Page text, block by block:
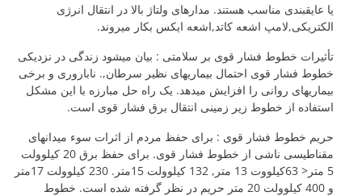
یا عایقبندی مناسب هستند. مدارهای ولتاژ بالا در انتقال انرژی
الکتریکی,لامپ اشعه کاتد,اشعه ایکس بکار میروند.
تأثیرات خطوط فشار قوی بر سلامتی : بیان میشود زندگی در نزدیکی
خطوط فشار قوی احتمال بیماریهای نظیر سرطان,. ناباروری و برخی
بیماریهای روانی را افزایش میدهد. یک راه حل مبارزه با این مشکل
استفاده از خطوط زیر زمینی انتقال برق فشار قوی است.
حریم خطوط فشار قوی : برای حفظ مردم از اثرات سوء میدانهای
مقناطیسی ناشی از خطوط فشار قوی. برای حفظ برق 20 کیلوولت
5 متر< 63کیلووت 13 متر, 132 کیلوولت 15متر. 230 کیلوولت 17متر
و 400 کیلوولت 20 متر حریم در نظر گرفته شده است. خطوط